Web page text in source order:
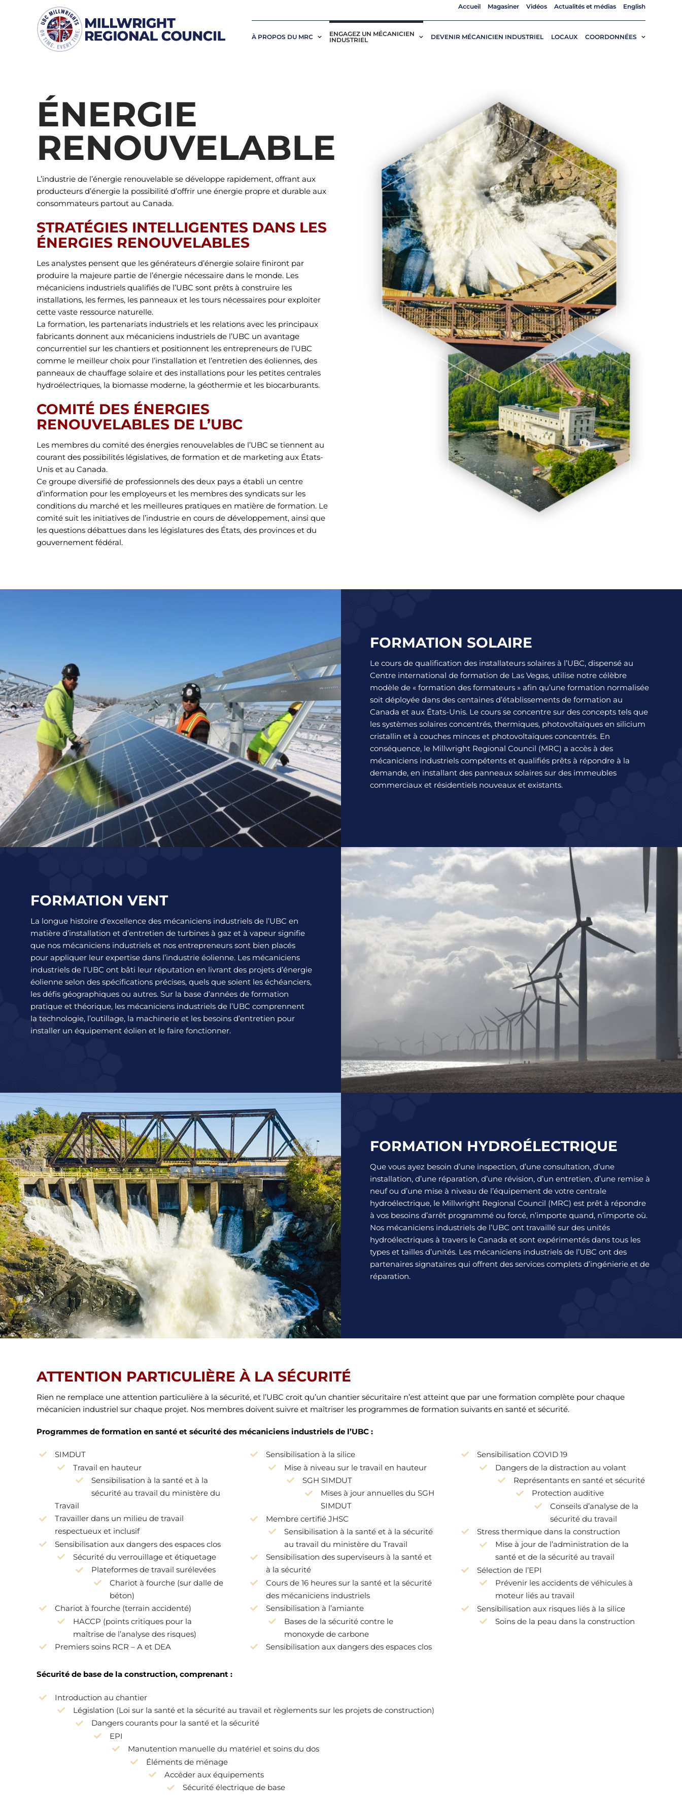
Accueil Magasiner Vidéos Actualités et médias English
À PROPOS DU MRC
ENGAGEZ UN MÉCANICIEN
INDUSTRIEL
DEVENIR MÉCANICIEN INDUSTRIEL LOCAUX COORDONNÉES
ÉNERGIE
RENOUVELABLE
L’industrie de l’énergie renouvelable se développe rapidement, offrant aux
producteurs d’énergie la possibilité d’offrir une énergie propre et durable aux
consommateurs partout au Canada.
STRATÉGIES INTELLIGENTES DANS LES
ÉNERGIES RENOUVELABLES
Les analystes pensent que les générateurs d’énergie solaire finiront par
produire la majeure partie de l’énergie nécessaire dans le monde. Les
mécaniciens industriels qualifiés de l’UBC sont prêts à construire les
installations, les fermes, les panneaux et les tours nécessaires pour exploiter
cette vaste ressource naturelle.
La formation, les partenariats industriels et les relations avec les principaux
fabricants donnent aux mécaniciens industriels de l’UBC un avantage
concurrentiel sur les chantiers et positionnent les entrepreneurs de l’UBC
comme le meilleur choix pour l’installation et l’entretien des éoliennes, des
panneaux de chauffage solaire et des installations pour les petites centrales
hydroélectriques, la biomasse moderne, la géothermie et les biocarburants.
COMITÉ DES ÉNERGIES
RENOUVELABLES DE L’UBC
Les membres du comité des énergies renouvelables de l’UBC se tiennent au
courant des possibilités législatives, de formation et de marketing aux États-
Unis et au Canada.
Ce groupe diversifié de professionnels des deux pays a établi un centre
d’information pour les employeurs et les membres des syndicats sur les
conditions du marché et les meilleures pratiques en matière de formation. Le
comité suit les initiatives de l’industrie en cours de développement, ainsi que
les questions débattues dans les législatures des États, des provinces et du
gouvernement fédéral.
FORMATION SOLAIRE
Le cours de qualification des installateurs solaires à l’UBC, dispensé au
Centre international de formation de Las Vegas, utilise notre célèbre
modèle de « formation des formateurs » afin qu’une formation normalisée
soit déployée dans des centaines d’établissements de formation au
Canada et aux États-Unis. Le cours se concentre sur des concepts tels que
les systèmes solaires concentrés, thermiques, photovoltaïques en silicium
cristallin et à couches minces et photovoltaïques concentrés. En
conséquence, le Millwright Regional Council (MRC) a accès à des
mécaniciens industriels compétents et qualifiés prêts à répondre à la
demande, en installant des panneaux solaires sur des immeubles
commerciaux et résidentiels nouveaux et existants.
FORMATION VENT
La longue histoire d’excellence des mécaniciens industriels de l’UBC en
matière d’installation et d’entretien de turbines à gaz et à vapeur signifie
que nos mécaniciens industriels et nos entrepreneurs sont bien placés
pour appliquer leur expertise dans l’industrie éolienne. Les mécaniciens
industriels de l’UBC ont bâti leur réputation en livrant des projets d’énergie
éolienne selon des spécifications précises, quels que soient les échéanciers,
les défis géographiques ou autres. Sur la base d’années de formation
pratique et théorique, les mécaniciens industriels de l’UBC comprennent
la technologie, l’outillage, la machinerie et les besoins d’entretien pour
installer un équipement éolien et le faire fonctionner.
FORMATION HYDROÉLECTRIQUE
Que vous ayez besoin d’une inspection, d’une consultation, d’une
installation, d’une réparation, d’une révision, d’un entretien, d’une remise à
neuf ou d’une mise à niveau de l’équipement de votre centrale
hydroélectrique, le Millwright Regional Council (MRC) est prêt à répondre
à vos besoins d’arrêt programmé ou forcé, n’importe quand, n’importe où.
Nos mécaniciens industriels de l’UBC ont travaillé sur des unités
hydroélectriques à travers le Canada et sont expérimentés dans tous les
types et tailles d’unités. Les mécaniciens industriels de l’UBC ont des
partenaires signataires qui offrent des services complets d’ingénierie et de
réparation.
ATTENTION PARTICULIÈRE À LA SÉCURITÉ
Rien ne remplace une attention particulière à la sécurité, et l’UBC croit qu’un chantier sécuritaire n’est atteint que par une formation complète pour chaque
mécanicien industriel sur chaque projet. Nos membres doivent suivre et maîtriser les programmes de formation suivants en santé et sécurité.
Programmes de formation en santé et sécurité des mécaniciens industriels de l’UBC :
SIMDUT
Travail en hauteur
Sensibilisation à la santé et à la
sécurité au travail du ministère du
Travail
Travailler dans un milieu de travail
respectueux et inclusif
Sensibilisation aux dangers des espaces clos
Sécurité du verrouillage et étiquetage
Plateformes de travail surélevées
Chariot à fourche (sur dalle de
béton)
Chariot à fourche (terrain accidenté)
HACCP (points critiques pour la
maîtrise de l’analyse des risques)
Premiers soins RCR – A et DEA
Sensibilisation à la silice
Mise à niveau sur le travail en hauteur
SGH SIMDUT
Mises à jour annuelles du SGH
SIMDUT
Membre certifié JHSC
Sensibilisation à la santé et à la sécurité
au travail du ministère du Travail
Sensibilisation des superviseurs à la santé et
à la sécurité
Cours de 16 heures sur la santé et la sécurité
des mécaniciens industriels
Sensibilisation à l’amiante
Bases de la sécurité contre le
monoxyde de carbone
Sensibilisation aux dangers des espaces clos
Sensibilisation COVID 19
Dangers de la distraction au volant
Représentants en santé et sécurité
Protection auditive
Conseils d’analyse de la
sécurité du travail
Stress thermique dans la construction
Mise à jour de l’administration de la
santé et de la sécurité au travail
Sélection de l’EPI
Prévenir les accidents de véhicules à
moteur liés au travail
Sensibilisation aux risques liés à la silice
Soins de la peau dans la construction
Sécurité de base de la construction, comprenant :
Introduction au chantier
Législation (Loi sur la santé et la sécurité au travail et règlements sur les projets de construction)
Dangers courants pour la santé et la sécurité
EPI
Manutention manuelle du matériel et soins du dos
Éléments de ménage
Accéder aux équipements
Sécurité électrique de base